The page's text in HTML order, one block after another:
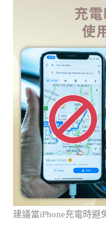
建議當iPhone充電時避